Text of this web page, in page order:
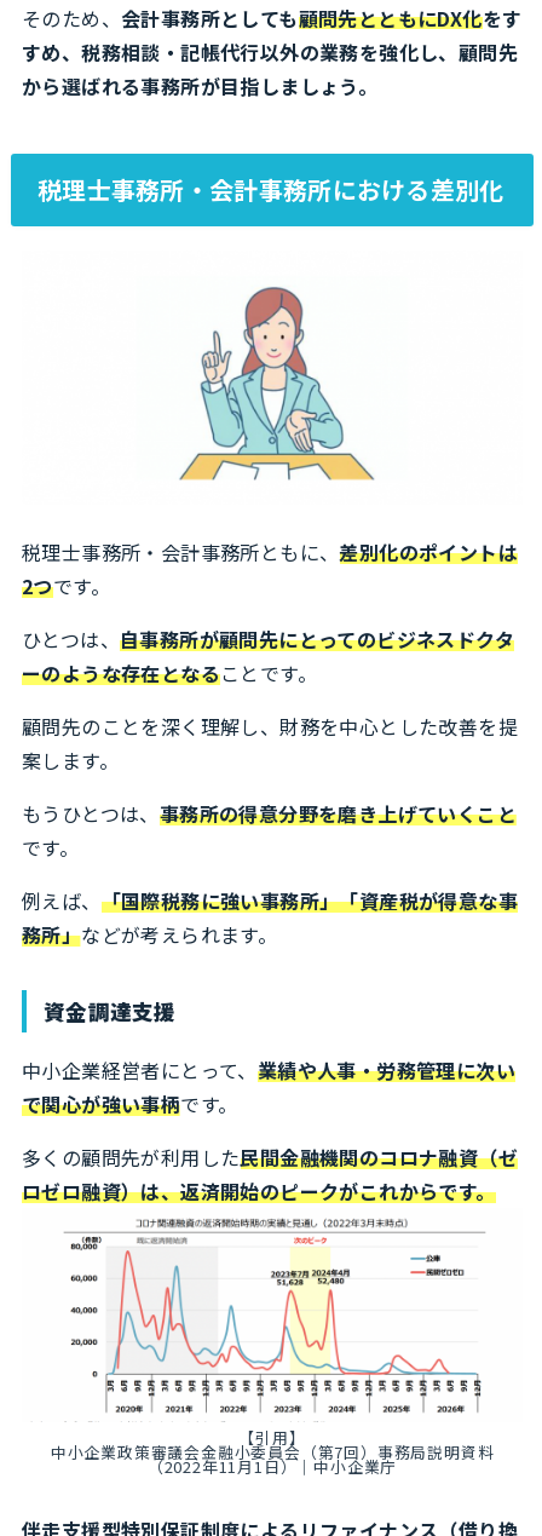
そのため、 会計事務所としても顧問先とともにDX化をす
すめ、税務相談・記帳代行以外の業務を強化し、顧問先
から選ばれる事務所が目指しましょう。
税理士事務所・会計事務所における差別化
税理士事務所・会計事務所ともに、差別化のポイントは
2つです。
ひとつは、 自事務所が顧問先にとってのビジネスドクタ
ーのような存在となることです。
顧問先のことを深く理解し、財務を中心とした改善を提
案します。
もうひとつは、 事務所の得意分野を磨き上げていくこと
です。
例えば、 「国際税務に強い事務所」「資産税が得意な事
務所」などが考えられます。
資金調達支援
中小企業経営者にとって、 業績や人事・労務管理に次い
で関心が強い事柄です。
多くの顧問先が利用した民間金融機関のコロナ融資（ゼ
ロゼロ融資）は、返済開始のピークがこれからです。
【引用】
中小企業政策審議会金融小委員会（第7回）事務局説明資料
（2022年11月1日）｜中小企業庁
伴走支援型特別保証制度によるリファイナンス（借り換